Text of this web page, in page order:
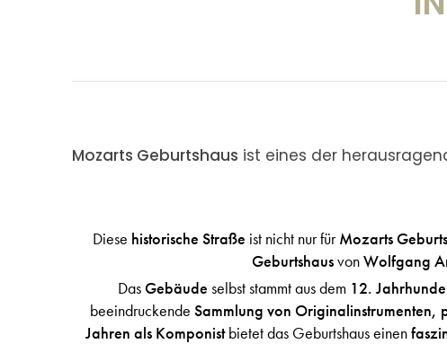
Mozarts Geburtshaus ist eines der
Diese historische Straße ist nicht nur fürMozarts
GeburtshausvonWolfgang
DasGebäude selbst stammt aus dem 12.
beeindruckende Sammlung von Originalinstrumenten,
Jahren als Komponistbietet das Geburtshaus einen